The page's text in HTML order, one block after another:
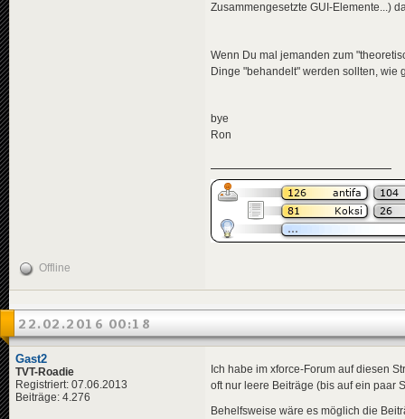
Zusammengesetzte GUI-Elemente...)
Wenn Du mal jemanden zum
Dinge "behandelt" werden sollten, wie
bye
Ron
Offline
22.02.2016 00:18
Gast2
TVT-Roadie
Registriert: 07.06.2013
Beiträge: 4.276
Ich habe im xforce-Forum auf diesen
oft nur leere Beiträge (bis auf ein paar
Behelfsweise wäre es möglich die